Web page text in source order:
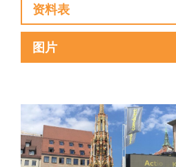
资料表
图片